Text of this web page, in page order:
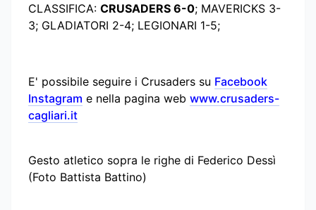
CLASSIFICA: CRUSADERS 6-0; MAVERICKS 3-
3; GLADIATORI 2-4; LEGIONARI 1-5;
E' possibile seguire i Crusaders su Facebook
Instagram e nella pagina web www.crusaders-
cagliari.it
Gesto atletico sopra le righe di Federico Dessì
(Foto Battista Battino)